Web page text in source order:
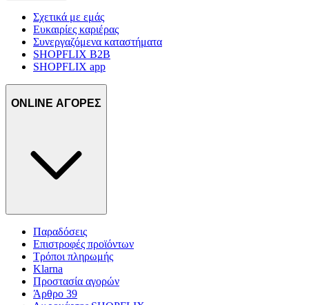
Σχετικά με εμάς
Ευκαιρίες καριέρας
Συνεργαζόμενα καταστήματα
SHOPFLIX B2B
SHOPFLIX app
ONLINE ΑΓΟΡΕΣ
Παραδόσεις
Επιστροφές προϊόντων
Τρόποι πληρωμής
Klarna
Προστασία αγορών
Άρθρο 39